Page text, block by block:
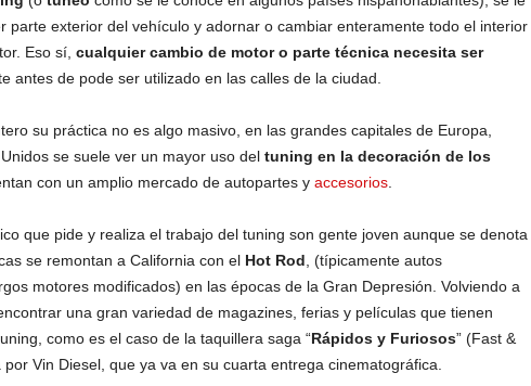
parte exterior del vehículo y adornar o cambiar enteramente todo el interior
Eso sí, cualquier cambio de motor o parte técnica necesita ser
antes de pode ser utilizado en las calles de la ciudad.
su práctica no es algo masivo, en las grandes capitales de Europa,
se suele ver un mayor uso del tuning en la decoración de los
con un amplio mercado de autopartes y accesorios.
que pide y realiza el trabajo del tuning son gente joven aunque se denota
se remontan a California con el Hot Rod , (típicamente autos
motores modificados) en las épocas de la Gran Depresión. Volviendo a
una gran variedad de magazines, ferias y películas que tienen
como es el caso de la taquillera saga “Rápidos y Furiosos” (Fast &
Vin Diesel, que ya va en su cuarta entrega cinematográfica.